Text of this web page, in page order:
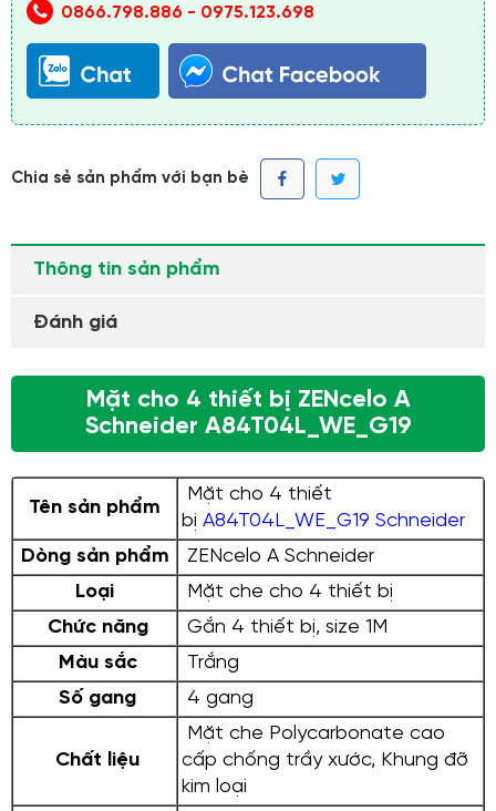
0866.798.886 - 0975.123.698
Chia sẻ sản phẩm với bạn bè
Thông tin sản phẩm
Đánh giá
Mặt cho 4 thiết bị ZENcelo A
Schneider A84T04L_WE_G19
Tên sản phẩm
Mặt cho 4 thiết
bị A84T04L_WE_G19 Schneider
Dòng sản phẩm
ZENcelo A Schneider
Loại
Mặt che cho 4 thiết bị
Chức năng
Gắn 4 thiết bị, size 1M
Màu sắc
Trắng
Số gang
4 gang
Chất liệu
Mặt che Polycarbonate cao
cấp chống trầy xước, Khung đỡ
kim loại